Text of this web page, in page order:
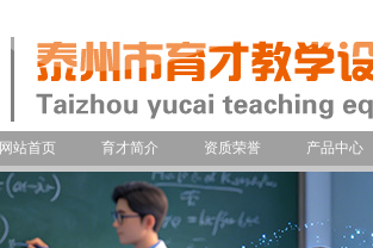
网站首页 育才简介 资质荣誉 产品中心